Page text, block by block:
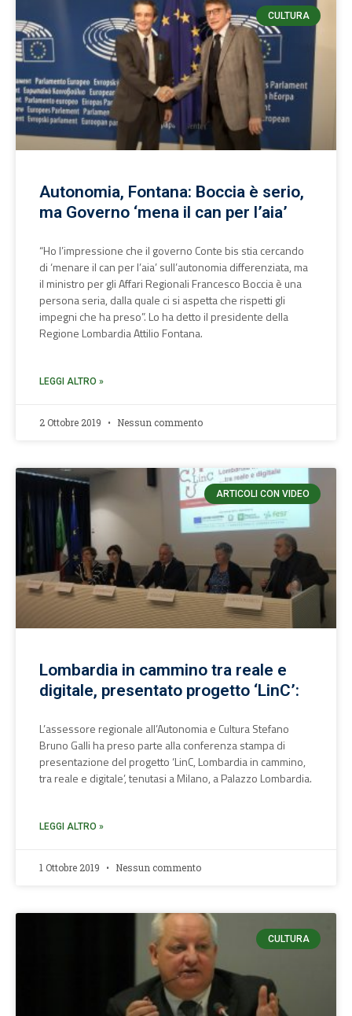
CULTURA
Autonomia, Fontana: Boccia è serio,
ma Governo ‘mena il can per l’aia’
“Ho l’impressione che il governo Conte bis stia cercando
di ‘menare il can per l’aia’ sull’autonomia differenziata, ma
il ministro per gli Affari Regionali Francesco Boccia è una
persona seria, dalla quale ci si aspetta che rispetti gli
impegni che ha preso”. Lo ha detto il presidente della
Regione Lombardia Attilio Fontana.
LEGGI ALTRO »
2 Ottobre 2019 Nessun commento
ARTICOLI CON VIDEO
Lombardia in cammino tra reale e
digitale, presentato progetto ‘LinC’:
L’assessore regionale all’Autonomia e Cultura Stefano
Bruno Galli ha preso parte alla conferenza stampa di
presentazione del progetto ‘LinC, Lombardia in cammino,
tra reale e digitale’, tenutasi a Milano, a Palazzo Lombardia.
LEGGI ALTRO »
1 Ottobre 2019 Nessun commento
CULTURA